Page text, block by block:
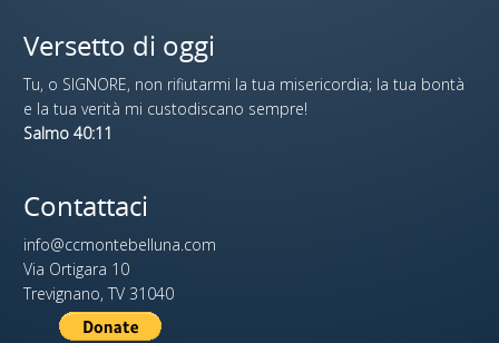
Versetto di oggi
Tu, o SIGNORE, non rifiutarmi la tua misericordia; la tua bontà
e la tua verità mi custodiscano sempre!
Salmo 40:11
Contattaci
info@ccmontebelluna.com
Via Ortigara 10
Trevignano, TV 31040